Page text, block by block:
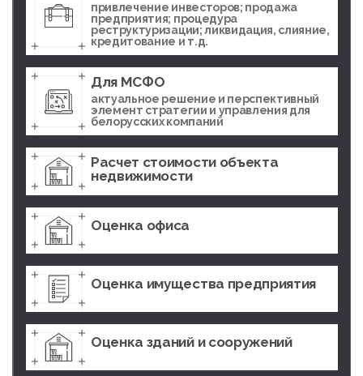
привлечение инвесторов; продажа
предприятия; процедура
реструктуризации; ликвидация, слияние,
кредитование и т.д.
Для МСФО
актуальное решение и перспективный
элемент стратегии и управления для
белорусских компаний
Расчет стоимости объекта
недвижимости
Оценка офиса
Оценка имущества предприятия
Оценка зданий и сооружений